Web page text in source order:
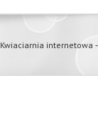
Kwiaciarnia internetowa